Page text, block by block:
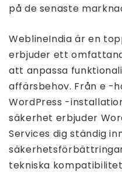
på de senaste
WeblineIndia är en
erbjuder ett
att anpassa
affärsbehov. Från e -
WordPress -
säkerhet erbjuder
Services dig ständig
tekniska